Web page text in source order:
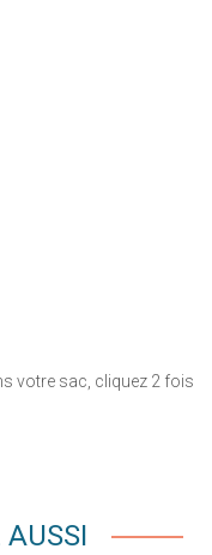
votre sac, cliquez 2 fois